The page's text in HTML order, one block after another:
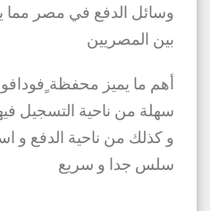
وسائل الدفع في مصر مما
بين المصريين
أهم ما يميز محفظة
سهلة من ناحية التسجيل
و كذلك من ناحية الدفع و
سلس جدا و سريع